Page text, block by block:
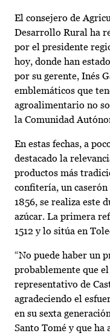
El consejero de
Desarrollo Rural ha
por el presidente
hoy, donde han
por su gerente, Inés
emblemáticos que
agroalimentario no
la Comunidad
En estas fechas, a
destacado la
productos más
confitería, un
1856, se realiza este
azúcar. La primera
1512 y lo sitúa en
“No puede haber un
probablemente que
representativo de
agradeciendo el
en su sexta
Santo Tomé y que ha